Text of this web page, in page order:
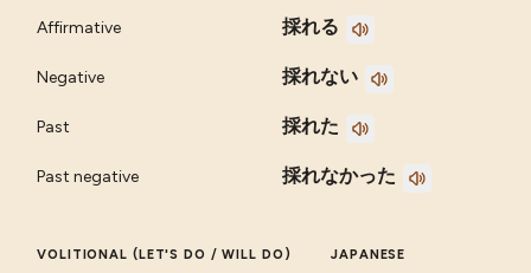
Affirmative 採れる
Negative 採れない
Past 採れた
Past negative 採れなかった
VOLITIONAL (LET'S DO / WILL DO) JAPANESE